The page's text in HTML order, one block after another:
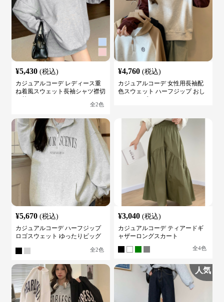
¥5,430 (税込)
カジュアルコーデ レディース重
ね着風スウェット長袖シャツ襟切
全2色
¥4,760 (税込)
カジュアルコーデ 女性用長袖配
色スウェット ハーフジップ おし
¥5,670 (税込)
カジュアルコーデ ハーフジップ
ロゴスウェット ゆったりビッグ
全2色
¥3,040 (税込)
カジュアルコーデ ティアードギ
ャザーロングスカート
全4色
人気